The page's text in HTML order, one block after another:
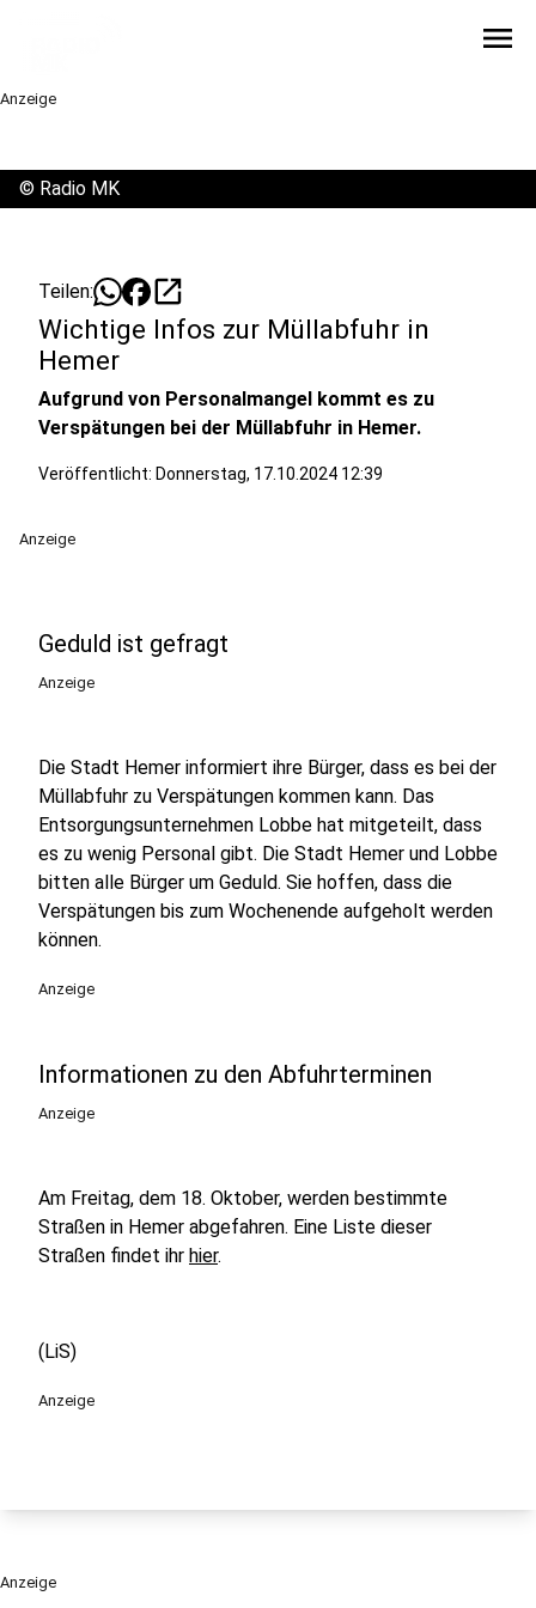
menu
Anzeige
© Radio MK
Teilen: open_in_new
Wichtige Infos zur Müllabfuhr in
Hemer
Aufgrund von Personalmangel kommt es zu
Verspätungen bei der Müllabfuhr in Hemer.
Veröffentlicht: Donnerstag, 17.10.2024 12:39
Anzeige
Geduld ist gefragt
Anzeige
Die Stadt Hemer informiert ihre Bürger, dass es bei der
Müllabfuhr zu Verspätungen kommen kann. Das
Entsorgungsunternehmen Lobbe hat mitgeteilt, dass
es zu wenig Personal gibt. Die Stadt Hemer und Lobbe
bitten alle Bürger um Geduld. Sie hoffen, dass die
Verspätungen bis zum Wochenende aufgeholt werden
können.
Anzeige
Informationen zu den Abfuhrterminen
Anzeige
Am Freitag, dem 18. Oktober, werden bestimmte
Straßen in Hemer abgefahren. Eine Liste dieser
Straßen findet ihr hier.
(LiS)
Anzeige
Anzeige